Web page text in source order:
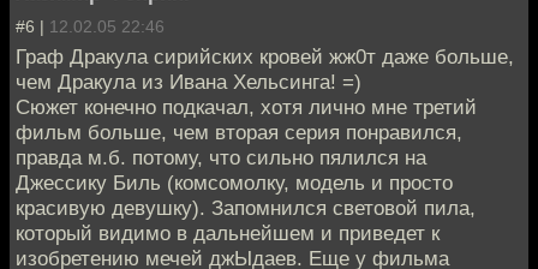
#6 | 12.02.05 22:46
Граф Дракула сирийских кровей жж0т даже больше,
чем Дракула из Ивана Хельсинга! =)
Сюжет конечно подкачал, хотя лично мне третий
фильм больше, чем вторая серия понравился,
правда м.б. потому, что сильно пялился на
Джессику Биль (комсомолку, модель и просто
красивую девушку). Запомнился световой пила,
который видимо в дальнейшем и приведет к
изобретению мечей джЫдаев. Еще у фильма